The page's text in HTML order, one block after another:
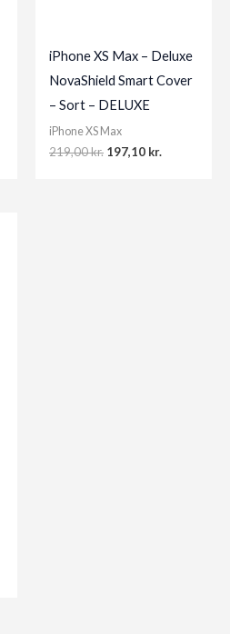
iPhone XS Max – Deluxe
NovaShield Smart Cover
– Sort – DELUXE
iPhone XS Max
219,00kr. Original
197,10 kr.